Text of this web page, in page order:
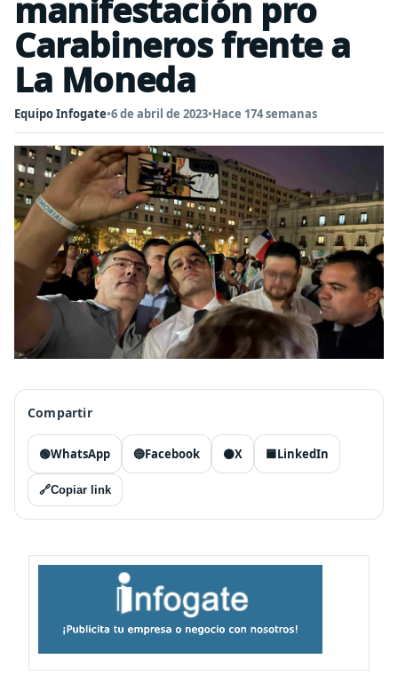
manifestación pro
Carabineros frente a
La Moneda
Equipo Infogate•6 de abril de 2023•Hace 174 semanas
Compartir
🟢WhatsApp 🔵Facebook ⚫X 🟦LinkedIn
🔗Copiar link